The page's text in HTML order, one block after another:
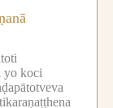
yo koci